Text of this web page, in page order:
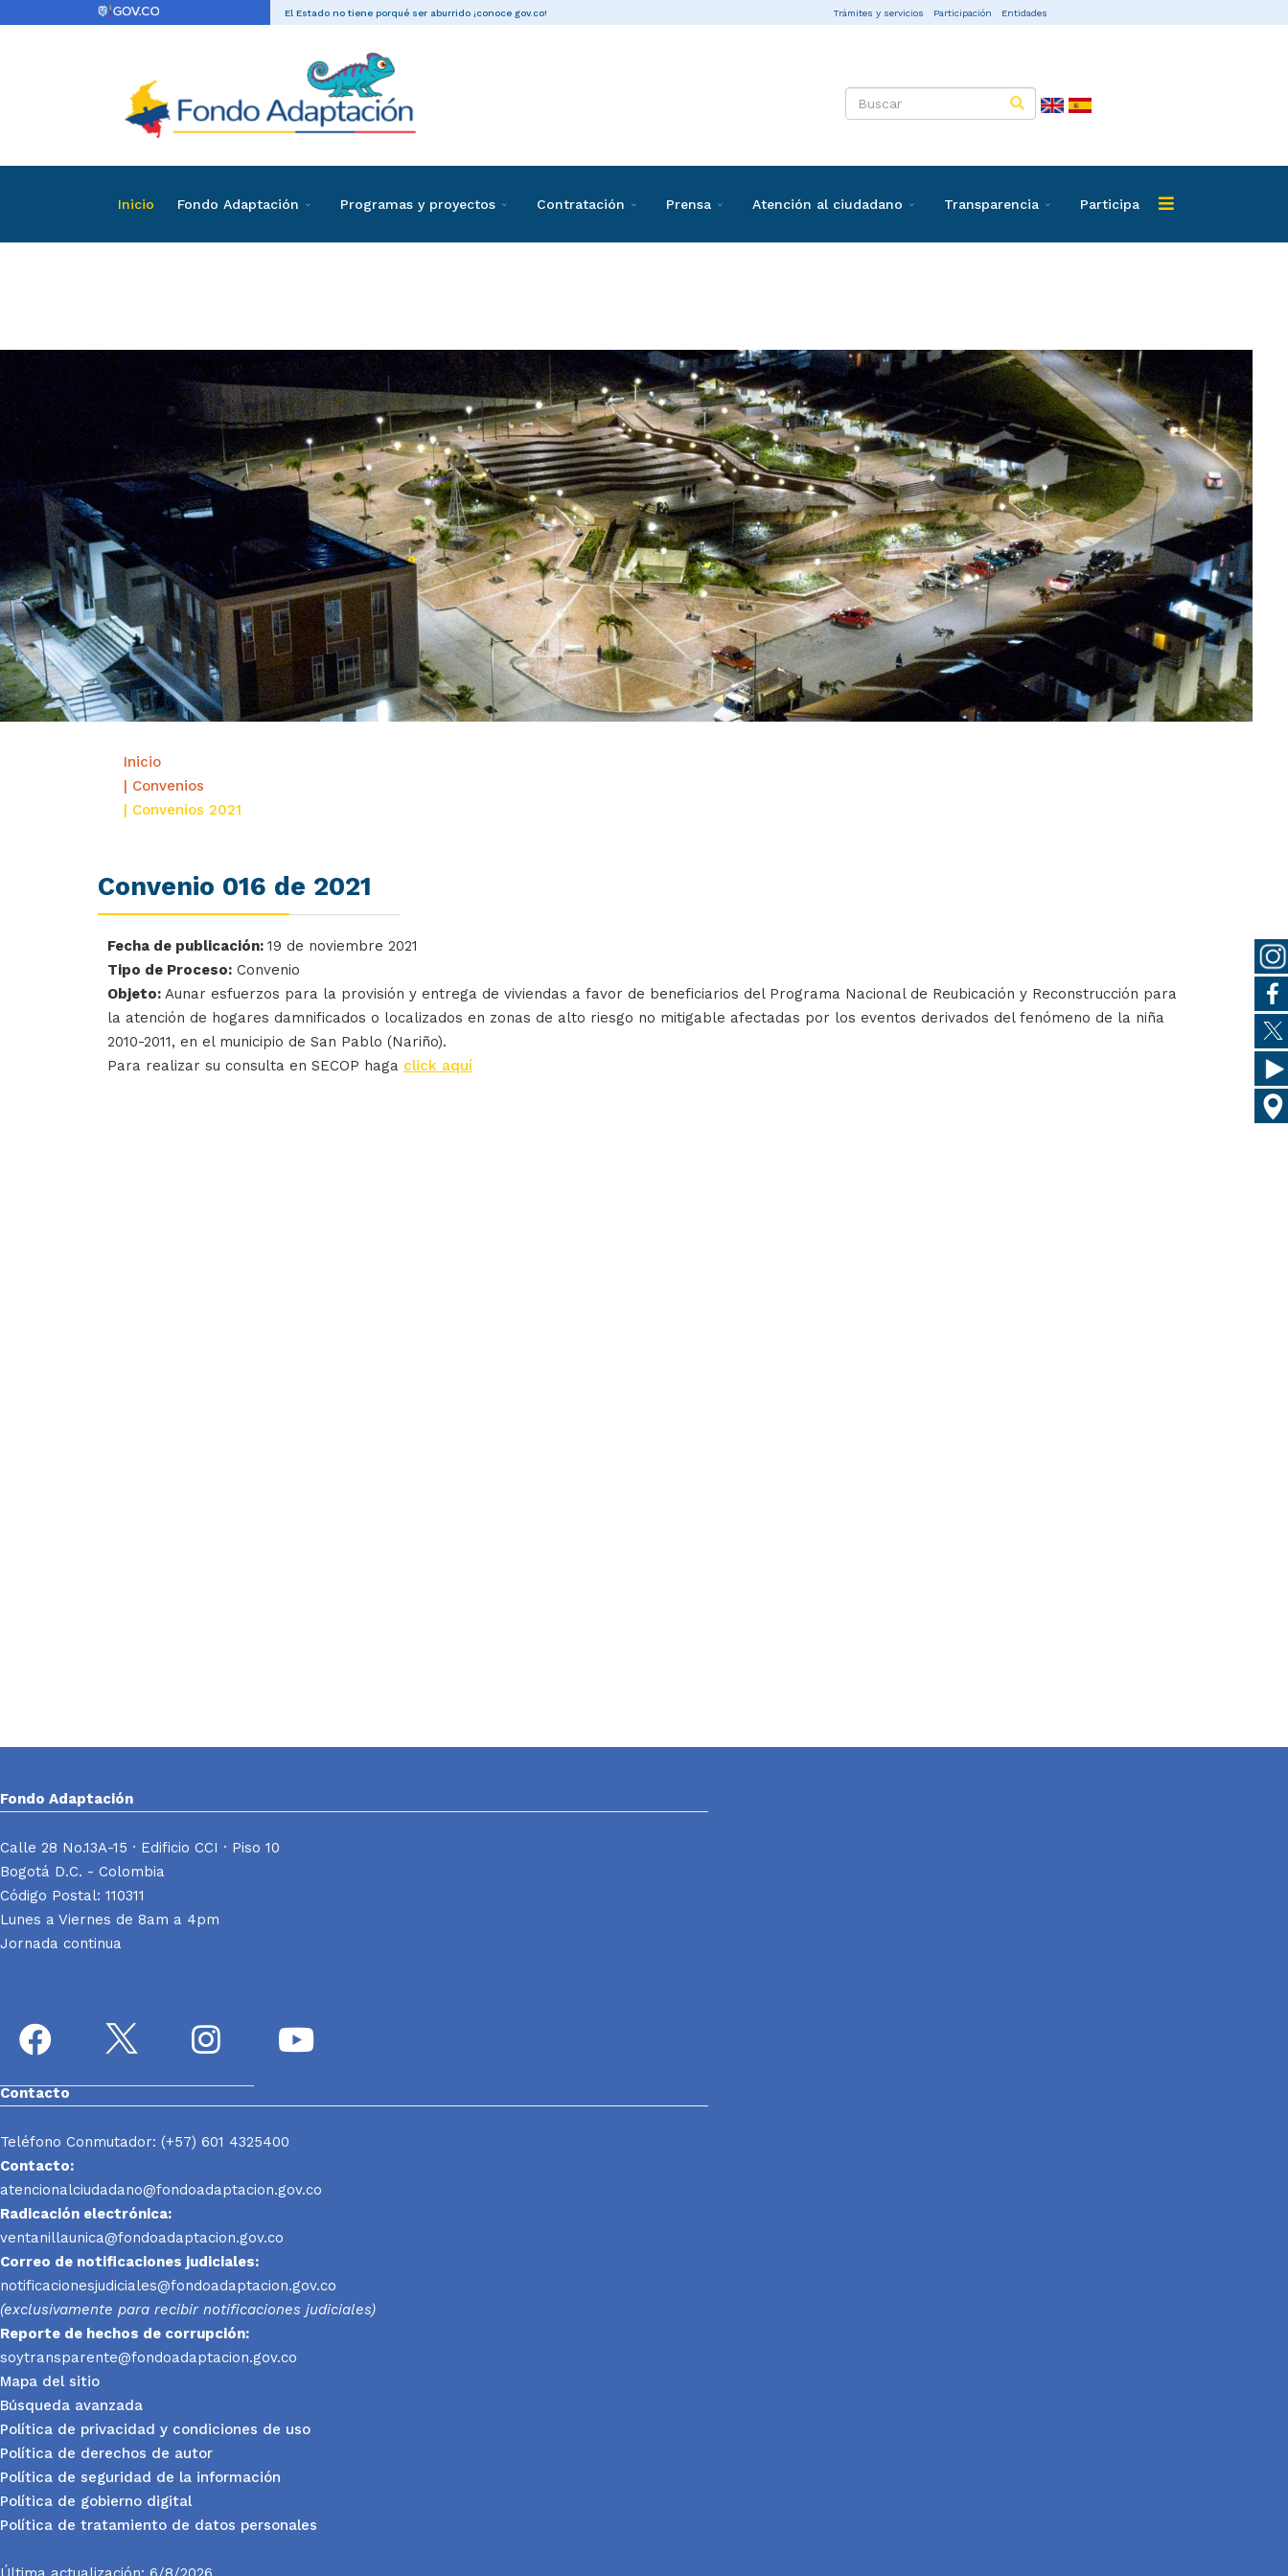
El Estado no tiene porqué ser aburrido ¡conoce gov.co! Trámites y servicios Participación Entidades
Inicio Fondo Adaptación Programas y proyectos Contratación Prensa Atención al ciudadano Transparencia Participa
Convenios
Inicio
| Convenios
| Convenios 2021
Convenio 016 de 2021
Fecha de publicación: 19 de noviembre 2021
Tipo de Proceso: Convenio
Objeto: Aunar esfuerzos para la provisión y entrega de viviendas a favor de beneficiarios del Programa Nacional de Reubicación y Reconstrucción para
la atención de hogares damnificados o localizados en zonas de alto riesgo no mitigable afectadas por los eventos derivados del fenómeno de la niña
2010-2011, en el municipio de San Pablo (Nariño).
Para realizar su consulta en SECOP haga click aquí
Fondo Adaptación
Calle 28 No.13A-15 · Edificio CCI · Piso 10
Bogotá D.C. - Colombia
Código Postal: 110311
Lunes a Viernes de 8am a 4pm
Jornada continua
Contacto
Teléfono Conmutador: (+57) 601 4325400
Contacto:
atencionalciudadano@fondoadaptacion.gov.co
Radicación electrónica:
ventanillaunica@fondoadaptacion.gov.co
Correo de notificaciones judiciales:
notificacionesjudiciales@fondoadaptacion.gov.co
(exclusivamente para recibir notificaciones judiciales)
Reporte de hechos de corrupción:
soytransparente@fondoadaptacion.gov.co
Mapa del sitio
Búsqueda avanzada
Política de privacidad y condiciones de uso
Política de derechos de autor
Política de seguridad de la información
Política de gobierno digital
Política de tratamiento de datos personales